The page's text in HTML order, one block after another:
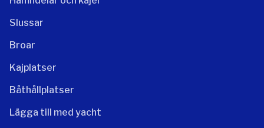
Slussar
Broar
Kajplatser
Båthållplatser
Lägga till med yacht